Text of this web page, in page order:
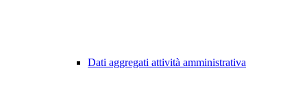
Dati aggregati attività amministrativa